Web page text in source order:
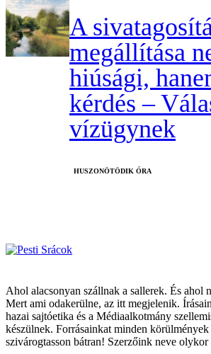
A
megállítása
hiúsági,
kérdés –
vízügynek
HUSZONÖTÖDIK ÓRA
Ahol alacsonyan szállnak a sallerek. És ahol
Mert ami odakerülne, az itt megjelenik.
hazai sajtóetika és a Médiaalkotmány
készülnek. Forrásainkat minden
szivárogtasson bátran! Szerzőink neve